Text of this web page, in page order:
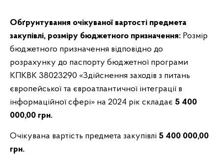
Обґрунтування очікуваної вартості предмета
закупівлі, розміру бюджетного призначення: Розмір
бюджетного призначення відповідно до
розрахунку до паспорту бюджетної програми
КПКВК 38023290 «Здійснення заходів з питань
європейської та євроатлантичної інтеграції в
інформаційної сфері» на 2024 рік складає 5 400
000,00 грн.
Очікувана вартість предмета закупівлі 5 400 000,00
грн.